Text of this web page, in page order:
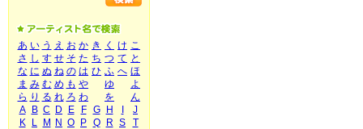
あ い う え お か き く け こ
さ し す せ そ た ち つ て と
な に ぬ ね の は ひ ふ へ ほ
ま み む め も や ゆ
よ
ら り る れ ろ わ を
ん
A
B C D E F G H
J
K
L M N O P Q R S
T